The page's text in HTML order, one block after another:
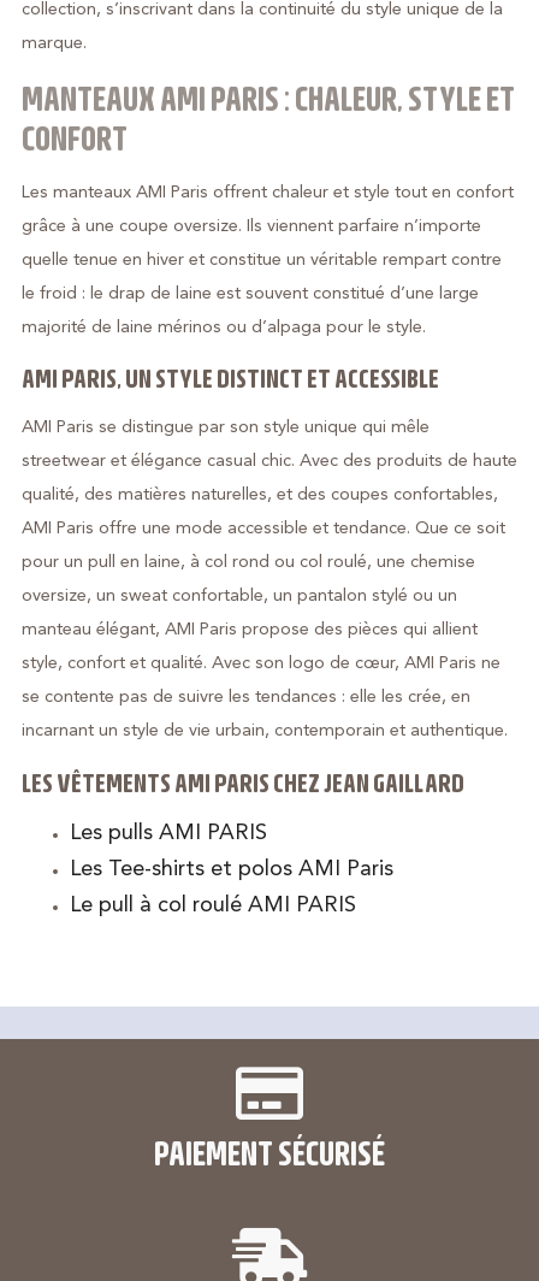
collection, s’inscrivant dans la continuité du style unique de la
marque.
MANTEAUX AMI PARIS : CHALEUR, STYLE ET
CONFORT
Les manteaux AMI Paris offrent chaleur et style tout en confort
grâce à une coupe oversize. Ils viennent parfaire n’importe
quelle tenue en hiver et constitue un véritable rempart contre
le froid : le drap de laine est souvent constitué d’une large
majorité de laine mérinos ou d’alpaga pour le style.
AMI PARIS, UN STYLE DISTINCT ET ACCESSIBLE
AMI Paris se distingue par son style unique qui mêle
streetwear et élégance casual chic. Avec des produits de haute
qualité, des matières naturelles, et des coupes confortables,
AMI Paris offre une mode accessible et tendance. Que ce soit
pour un pull en laine, à col rond ou col roulé, une chemise
oversize, un sweat confortable, un pantalon stylé ou un
manteau élégant, AMI Paris propose des pièces qui allient
style, confort et qualité. Avec son logo de cœur, AMI Paris ne
se contente pas de suivre les tendances : elle les crée, en
incarnant un style de vie urbain, contemporain et authentique.
LES VÊTEMENTS AMI PARIS CHEZ JEAN GAILLARD
Les pulls AMI PARIS
Les Tee-shirts et polos AMI Paris
Le pull à col roulé AMI PARIS
PAIEMENT SÉCURISÉ